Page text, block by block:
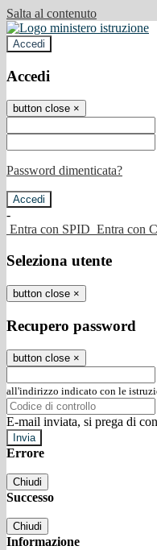
Salta al contenuto
Accedi
Accedi
button close ×
Password dimenticata?
-
Entra con SPID Entra con
Seleziona utente
button close ×
Recupero password
button close ×
all'indirizzo indicato con le
E-mail inviata, si prega di
Errore
Chiudi
Successo
Chiudi
Informazione